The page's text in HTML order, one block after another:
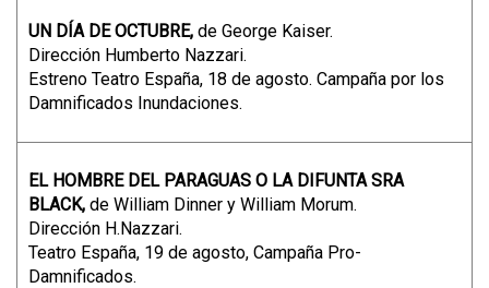
UN DÍA DE OCTUBRE, de George Kaiser.
Dirección Humberto Nazzari.
Estreno Teatro España, 18 de agosto. Campaña por los
Damnificados Inundaciones.
EL HOMBRE DEL PARAGUAS O LA DIFUNTA SRA
BLACK, de William Dinner y William Morum.
Dirección H.Nazzari.
Teatro España, 19 de agosto, Campaña Pro-
Damnificados.